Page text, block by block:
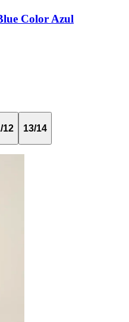
Color Azul
12 13/14